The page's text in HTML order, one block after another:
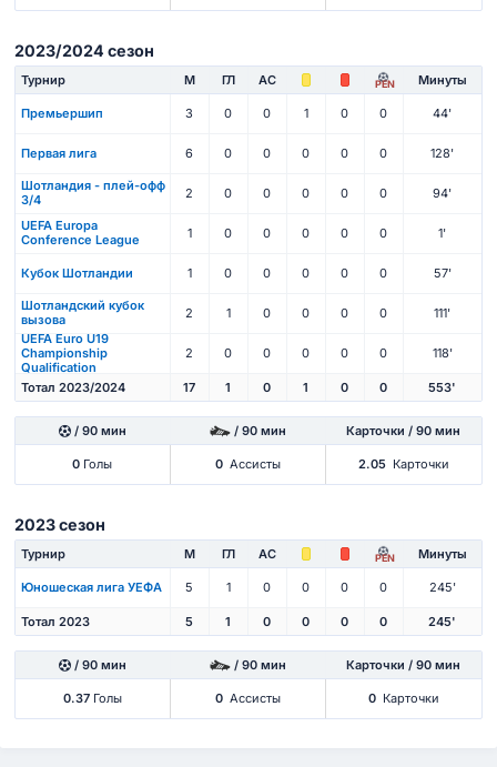
2023/2024 сезон
Турнир М ГЛ АС PEN Минуты
Премьершип 3 0 0 1 0 0 44'
Первая лига 6 0 0 0 0 0 128'
Шотландия - плей-офф
3/4
2 0 0 0 0 0 94'
UEFA Europa
Conference League
1 0 0 0 0 0 1'
Кубок Шотландии 1 0 0 0 0 0 57'
Шотландский кубок
вызова
2 1 0 0 0 0
111'
UEFA Euro U19
Championship
Qualification
2 0 0 0 0 0 118'
Тотал 2023/2024 17 1 0 1 0 0 553'
/ 90 мин / 90 мин Карточки / 90 мин
0 Голы 0 Ассисты 2.05 Карточки
2023 сезон
Турнир М ГЛ АС PEN Минуты
Юношеская лига УЕФА 5 1 0 0 0 0 245'
Тотал 2023 5 1 0 0 0 0 245'
/ 90 мин / 90 мин Карточки / 90 мин
0.37Голы 0 Ассисты 0 Карточки